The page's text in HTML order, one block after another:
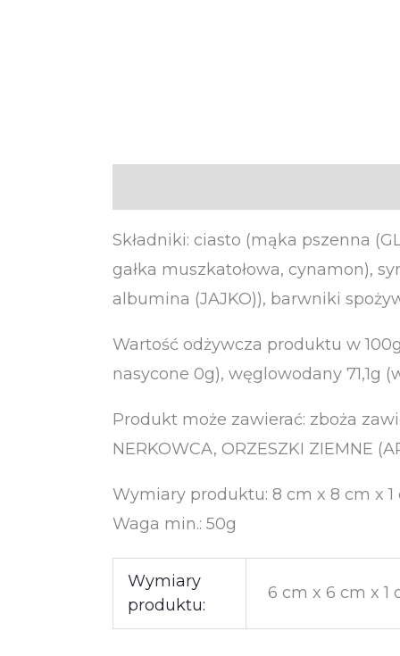
Składniki: ciasto (mąka pszenna
gałka muszkatołowa, cynamon),
albumina (JAJKO)), barwniki
Wartość odżywcza produktu w
nasycone 0g), węglowodany 71,1g
Produkt może zawierać: zboża
NERKOWCA, ORZESZKI ZIEMNE
Wymiary produktu: 8 cm x 8 cm x 1
Waga min.: 50g
Wymiary
produktu:
6 cm x 6 cm x 1